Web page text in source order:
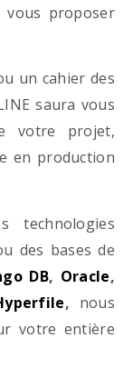
vous proposer
un cahier des
saura vous
votre projet,
en production
technologies
des bases de
DB, Oracle,
, nous
votre entière